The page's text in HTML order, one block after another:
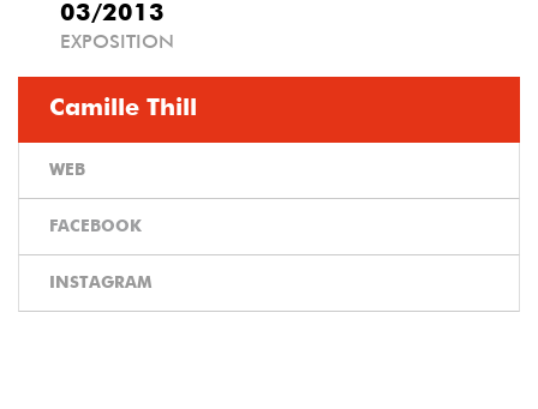
03/2013
EXPOSITION
Camille Thill
WEB
FACEBOOK
INSTAGRAM